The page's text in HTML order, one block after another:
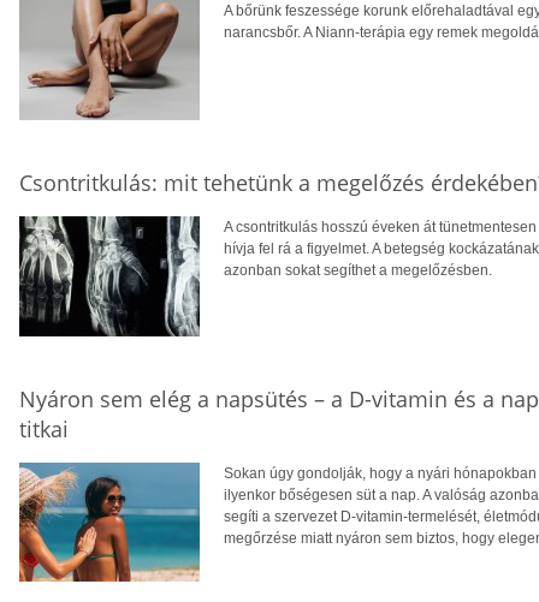
A bőrünk feszessége korunk előrehaladtával
narancsbőr. A Niann-terápia egy remek
Csontritkulás: mit tehetünk a megelőzés
A csontritkulás hosszú éveken át
hívja fel rá a figyelmet. A betegség
azonban sokat segíthet a megelőzésben.
Nyáron sem elég a napsütés – a D-vitamin és a
titkai
Sokan úgy gondolják, hogy a nyári
ilyenkor bőségesen süt a nap. A valóság
segíti a szervezet D-vitamin-termelését,
megőrzése miatt nyáron sem biztos, hogy